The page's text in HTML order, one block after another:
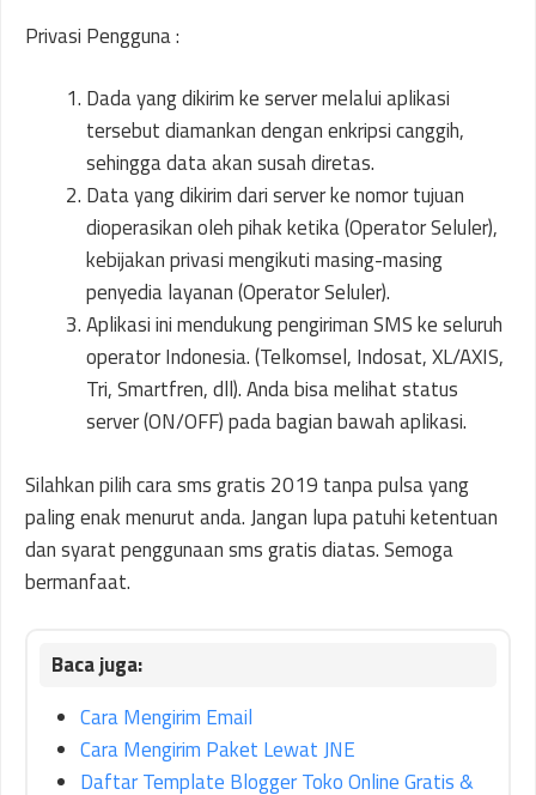
Privasi Pengguna :
Dada yang dikirim ke server melalui aplikasi
tersebut diamankan dengan enkripsi canggih,
sehingga data akan susah diretas.
Data yang dikirim dari server ke nomor tujuan
dioperasikan oleh pihak ketika (Operator Seluler),
kebijakan privasi mengikuti masing-masing
penyedia layanan (Operator Seluler).
Aplikasi ini mendukung pengiriman SMS ke seluruh
operator Indonesia. (Telkomsel, Indosat, XL/AXIS,
Tri, Smartfren, dll). Anda bisa melihat status
server (ON/OFF) pada bagian bawah aplikasi.
Silahkan pilih cara sms gratis 2019 tanpa pulsa yang
paling enak menurut anda. Jangan lupa patuhi ketentuan
dan syarat penggunaan sms gratis diatas. Semoga
bermanfaat.
Cara Mengirim Email
Cara Mengirim Paket Lewat JNE
Daftar Template Blogger Toko Online Gratis &